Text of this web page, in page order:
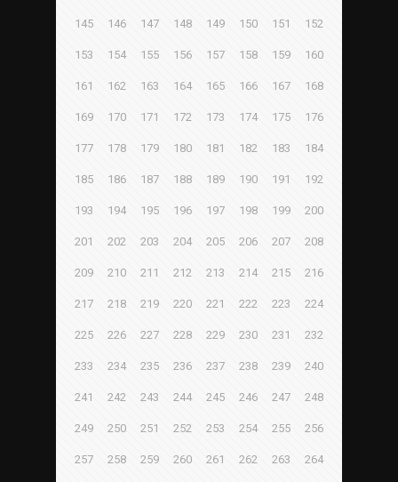
145 146 147 148 149 150 151 152
153 154 155 156 157 158 159 160
161 162 163 164 165 166 167 168
169 170 171 172 173 174 175 176
177 178 179 180 181 182 183 184
185 186 187 188 189 190 191 192
193 194 195 196 197 198 199 200
201 202 203 204 205 206 207 208
209 210 211 212 213 214 215 216
217 218 219 220 221 222 223 224
225 226 227 228 229 230 231 232
233 234 235 236 237 238 239 240
241 242 243 244 245 246 247 248
249 250 251 252 253 254 255 256
257 258 259 260 261 262 263 264